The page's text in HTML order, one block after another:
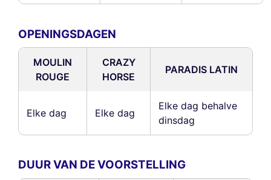
OPENINGSDAGEN
MOULIN
ROUGE
CRAZY
HORSE
PARADIS LATIN
Elke dag Elke dag
Elke dag behalve
dinsdag
DUUR VAN DE VOORSTELLING